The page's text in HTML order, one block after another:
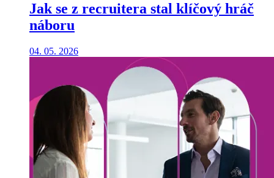
Jak se z recruitera stal klíčový hráč
náboru
04. 05. 2026